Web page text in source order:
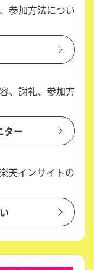
参加方法につい
、謝礼、参加方
ター
天インサイトの